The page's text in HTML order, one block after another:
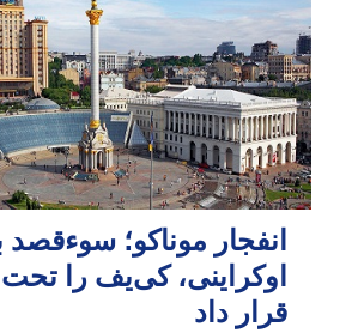
انفجار موناکو؛ سوءقصد
اوکراینی، کی‌یف را
قرار داد